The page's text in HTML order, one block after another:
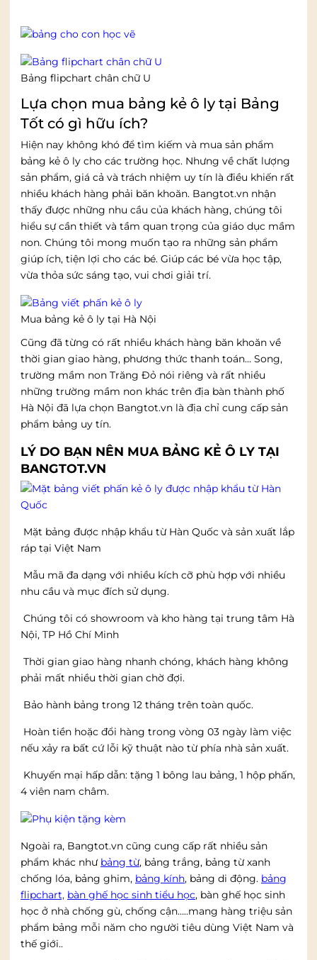
Bảng flipchart chân chữ U
Lựa chọn mua bảng kẻ ô ly tại Bảng
Tốt có gì hữu ích?
Hiện nay không khó để tìm kiếm và mua sản phẩm
bảng kẻ ô ly cho các trường học. Nhưng về chất lượng
sản phẩm, giá cả và trách nhiệm uy tín là điều khiến rất
nhiều khách hàng phải băn khoăn. Bangtot.vn nhận
thấy được những nhu cầu của khách hàng, chúng tôi
hiểu sự cần thiết và tầm quan trọng của giáo dục mầm
non. Chúng tôi mong muốn tạo ra những sản phẩm
giúp ích, tiện lợi cho các bé. Giúp các bé vừa học tập,
vừa thỏa sức sáng tạo, vui chơi giải trí.
Mua bảng kẻ ô ly tại Hà Nội
Cũng đã từng có rất nhiều khách hàng băn khoăn về
thời gian giao hàng, phương thức thanh toán… Song,
trường mầm non Trăng Đỏ nói riêng và rất nhiều
những trường mầm non khác trên địa bàn thành phố
Hà Nội đã lựa chọn Bangtot.vn là địa chỉ cung cấp sản
phẩm bảng uy tín.
LÝ DO BẠN NÊN MUA BẢNG KẺ Ô LY TẠI
BANGTOT.VN
Mặt bảng được nhập khẩu từ Hàn Quốc và sản xuất lắp
ráp tại Việt Nam
Mẫu mã đa dạng với nhiều kích cỡ phù hợp với nhiều
nhu cầu và mục đích sử dụng.
Chúng tôi có showroom và kho hàng tại trung tâm Hà
Nội, TP Hồ Chí Minh
Thời gian giao hàng nhanh chóng, khách hàng không
phải mất nhiều thời gian chờ đợi.
Bảo hành bảng trong 12 tháng trên toàn quốc.
Hoàn tiền hoặc đổi hàng trong vòng 03 ngày làm việc
nếu xảy ra bất cứ lỗi kỹ thuật nào từ phía nhà sản xuất.
Khuyến mại hấp dẫn: tặng 1 bông lau bảng, 1 hộp phấn,
4 viên nam châm.
Ngoài ra, Bangtot.vn cũng cung cấp rất nhiều sản
phẩm khác như bảng từ, bảng trắng, bảng từ xanh
chống lóa, bảng ghim, bảng kính, bảng di động. bảng
flipchart, bàn ghế học sinh tiểu học, bàn ghế học sinh
học ở nhà chống gù, chống cận…..mang hàng triệu sản
phẩm bảng mỗi năm cho người tiêu dùng Việt Nam và
thế giới..